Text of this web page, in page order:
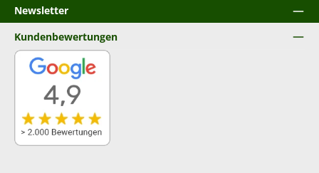
Newsletter
Kundenbewertungen